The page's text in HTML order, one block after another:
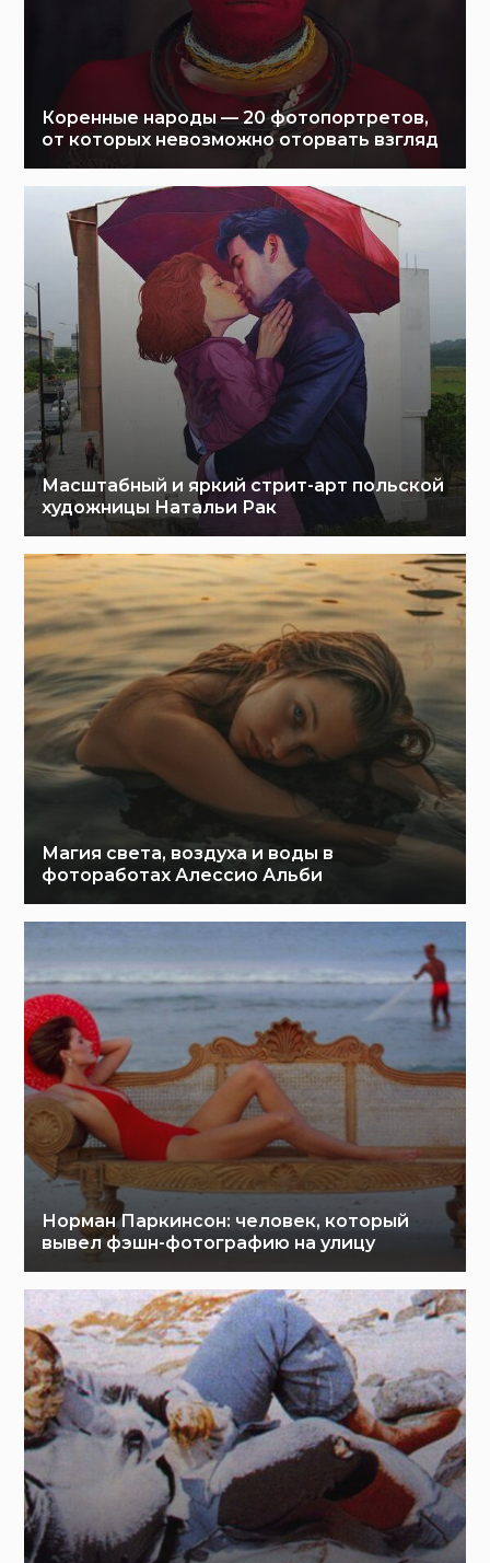
Коренные народы — 20 фотопортретов,
от которых невозможно оторвать взгляд
Масштабный и яркий стрит-арт польской
художницы Натальи Рак
Магия света, воздуха и воды в
фотоработах Алессио Альби
Норман Паркинсон: человек, который
вывел фэшн-фотографию на улицу